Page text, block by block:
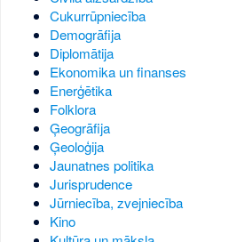
Cukurrūpniecība
Demogrāfija
Diplomātija
Ekonomika un finanses
Enerģētika
Folklora
Ģeogrāfija
Ģeoloģija
Jaunatnes politika
Jurisprudence
Jūrniecība, zvejniecība
Kino